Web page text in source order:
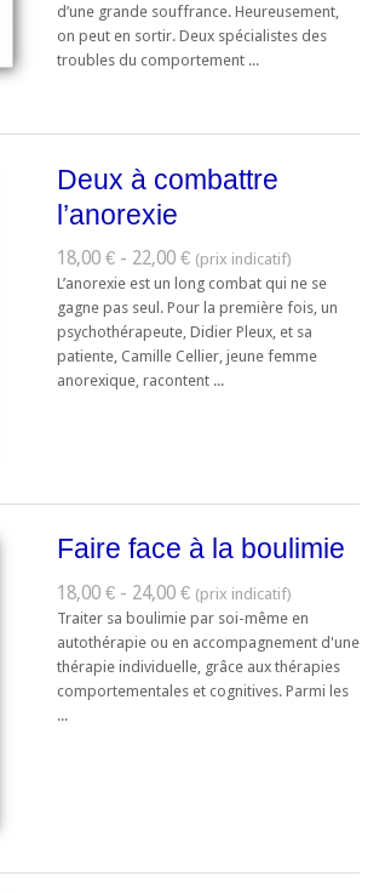
d’une grande souffrance. Heureusement,
on peut en sortir. Deux spécialistes des
troubles du comportement ...
Deux à combattre
l’anorexie
18,00 € - 22,00 €
L’anorexie est un long combat qui ne se
gagne pas seul. Pour la première fois, un
psychothérapeute, Didier Pleux, et sa
patiente, Camille Cellier, jeune femme
anorexique, racontent ...
Faire face à la boulimie
18,00 € - 24,00 €
Traiter sa boulimie par soi-même en
autothérapie ou en accompagnement d'une
thérapie individuelle, grâce aux thérapies
comportementales et cognitives. Parmi les
...